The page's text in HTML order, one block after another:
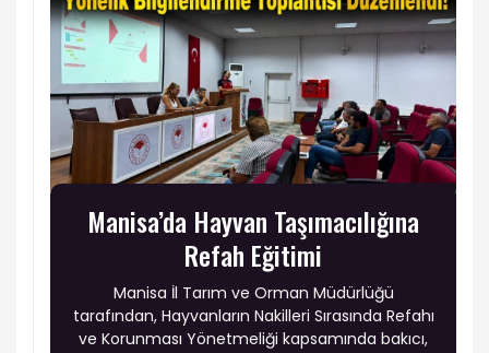
Manisa’da Hayvan Taşımacılığına
Refah Eğitimi
Manisa İl Tarım ve Orman Müdürlüğü
tarafından, Hayvanların Nakilleri Sırasında Refahı
ve Korunması Yönetmeliği kapsamında bakıcı,